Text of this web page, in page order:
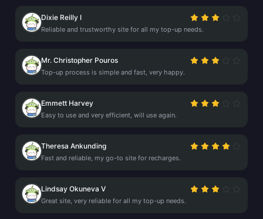
Dixie Reilly I
Reliable and trustworthy site for all my top-up needs.
Mr. Christopher Pouros
Top-up process is simple and fast, very happy.
Emmett Harvey
Easy to use and very efficient, will use again.
Theresa Ankunding
Fast and reliable, my go-to site for recharges.
Lindsay Okuneva V
Great site, very reliable for all my top-up needs.